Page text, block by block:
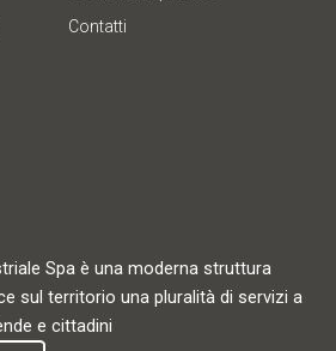
Spa è una moderna struttura
sul territorio una pluralità di servizi a
e cittadini
Contatti